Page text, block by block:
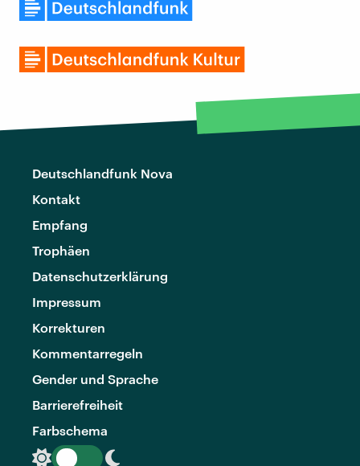
Deutschlandfunk Nova
Kontakt
Empfang
Trophäen
Datenschutzerklärung
Impressum
Korrekturen
Kommentarregeln
Gender und Sprache
Barrierefreiheit
Farbschema